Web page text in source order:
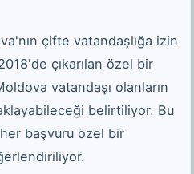
çifte vatandaşlığa izin
çıkarılan özel bir
vatandaşı olanların
belirtiliyor. Bu
başvuru özel bir